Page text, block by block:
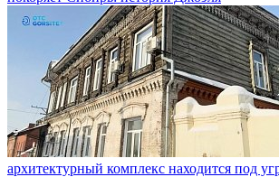
архитектурный комплекс находится под